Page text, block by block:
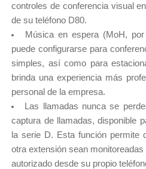
controles de conferencia visual
de su teléfono D80.
Música en espera (MoH,
puede configurarse para
simples, así como para
brinda una experiencia más
personal de la empresa.
Las llamadas nunca se
captura de llamadas, disponible
la serie D. Esta función permite
otra extensión sean
autorizado desde su propio